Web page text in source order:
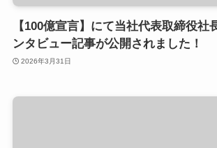
【100億宣言】にて当社代表取締役社
ンタビュー記事が公開されました！
2026年3月31日